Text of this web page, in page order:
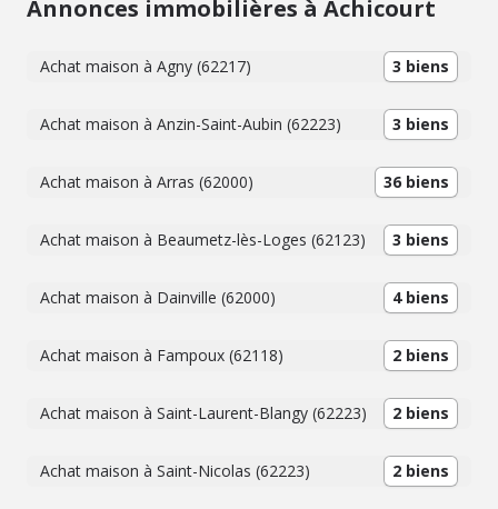
Annonces immobilières à Achicourt
Achat maison à Agny (62217) 3 biens
Achat maison à Anzin-Saint-Aubin (62223) 3 biens
Achat maison à Arras (62000) 36 biens
Achat maison à Beaumetz-lès-Loges (62123) 3 biens
Achat maison à Dainville (62000) 4 biens
Achat maison à Fampoux (62118) 2 biens
Achat maison à Saint-Laurent-Blangy (62223) 2 biens
Achat maison à Saint-Nicolas (62223) 2 biens